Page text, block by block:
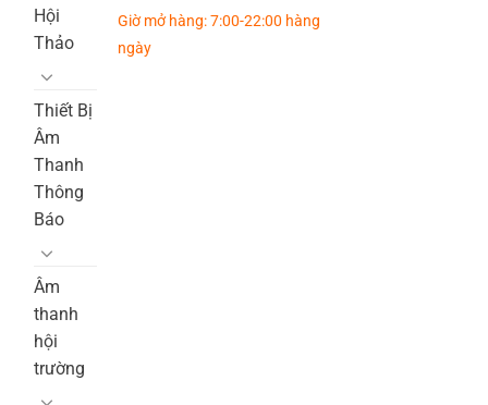
Hội
Thảo
Thiết Bị
Âm
Thanh
Thông
Báo
Âm
thanh
hội
trường
Giờ mở hàng: 7:00-22:00 hàng
ngày